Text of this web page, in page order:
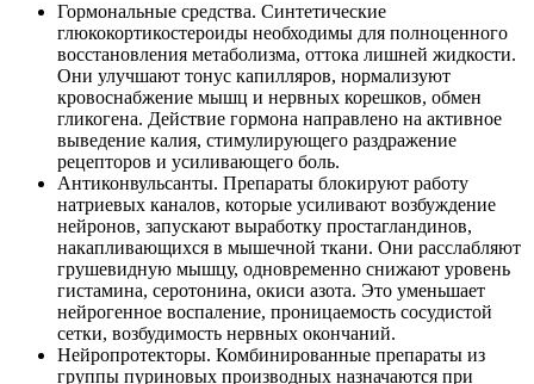
Гормональные средства. Синтетические
глюкокортикостероиды необходимы для полноценного
восстановления метаболизма, оттока лишней жидкости.
Они улучшают тонус капилляров, нормализуют
кровоснабжение мышц и нервных корешков, обмен
гликогена. Действие гормона направлено на активное
выведение калия, стимулирующего раздражение
рецепторов и усиливающего боль.
Антиконвульсанты. Препараты блокируют работу
натриевых каналов, которые усиливают возбуждение
нейронов, запускают выработку простагландинов,
накапливающихся в мышечной ткани. Они расслабляют
грушевидную мышцу, одновременно снижают уровень
гистамина, серотонина, окиси азота. Это уменьшает
нейрогенное воспаление, проницаемость сосудистой
сетки, возбудимость нервных окончаний.
Нейропротекторы. Комбинированные препараты из
группы пуриновых производных назначаются при